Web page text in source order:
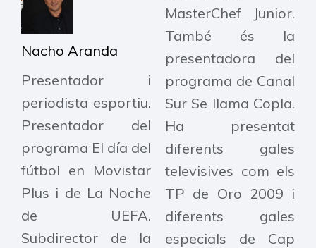
Nacho Aranda
Presentador i
periodista esportiu.
Presentador del
programa El día del
fútbol en Movistar
Plus i de La Noche
de UEFA.
Subdirector de la
MasterChef Junior.
També és la
presentadora del
programa de Canal
Sur Se llama Copla.
Ha presentat
diferents gales
televisives com els
TP de Oro 2009 i
diferents gales
especials de Cap